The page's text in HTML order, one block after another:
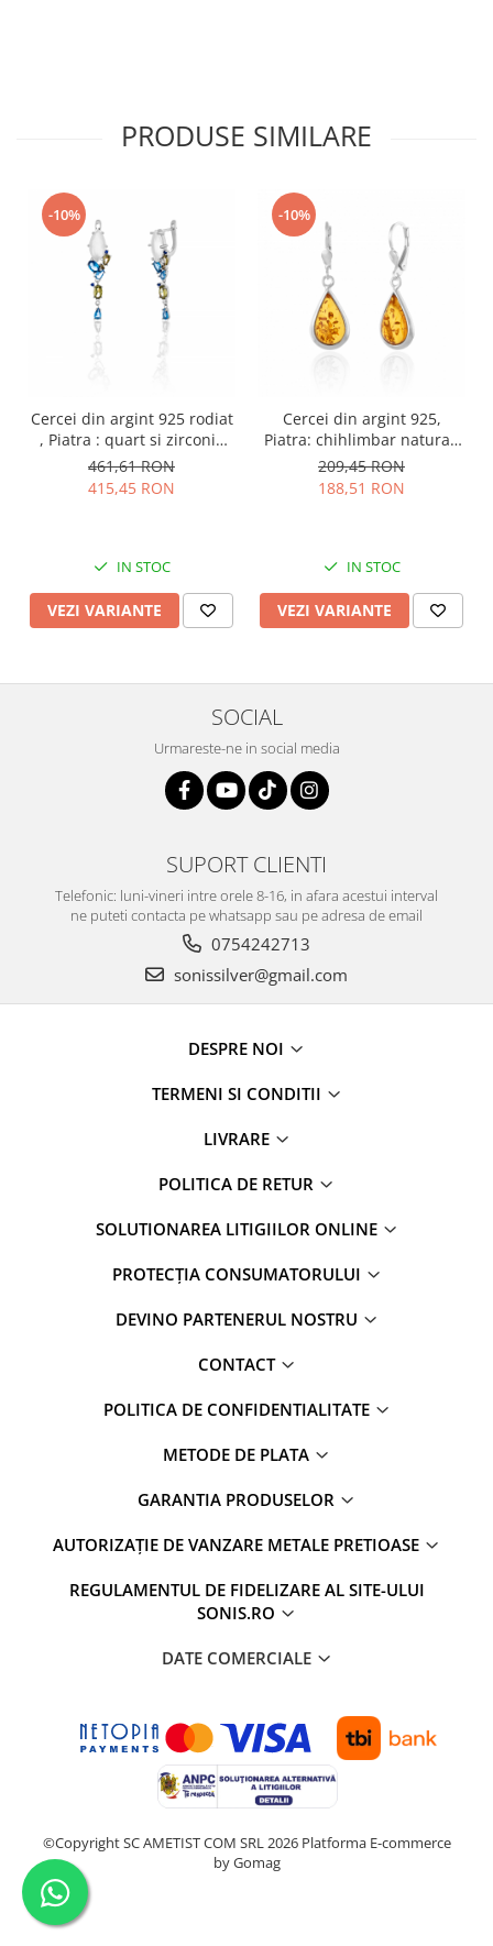
PRODUSE SIMILARE
-10%
Cercei din argint 925 rodiat
, Piatra : quart si zirconia
fatetata , Culoare :
multicolor ,
461,61 RON
415,45 RON
IN STOC
VEZI VARIANTE
-10%
Cercei din argint 925,
Piatra: chihlimbar natural,
Culoare: galben miere,
209,45 RON
188,51 RON
IN STOC
VEZI VARIANTE
SOCIAL
Urmareste-ne in social media
SUPORT CLIENTI
Telefonic: luni-vineri intre orele 8-16, in afara acestui interval
ne puteti contacta pe whatsapp sau pe adresa de email
0754242713
sonissilver@gmail.com
DESPRE NOI
TERMENI SI CONDITII
LIVRARE
POLITICA DE RETUR
SOLUTIONAREA LITIGIILOR ONLINE
PROTECȚIA CONSUMATORULUI
DEVINO PARTENERUL NOSTRU
CONTACT
POLITICA DE CONFIDENTIALITATE
METODE DE PLATA
GARANTIA PRODUSELOR
AUTORIZAȚIE DE VANZARE METALE PRETIOASE
REGULAMENTUL DE FIDELIZARE AL SITE-ULUI
SONIS.RO
DATE COMERCIALE
©Copyright SC AMETIST COM SRL 2026 Platforma E-commerce
by Gomag